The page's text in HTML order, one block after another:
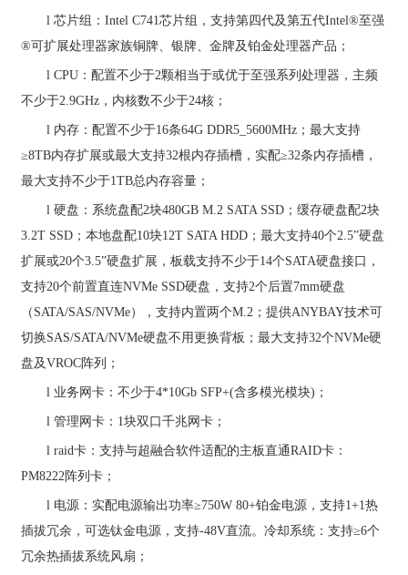
l芯片组：Intel C741芯片组，支持第四代及第五代Intel®至强
®可扩展处理器家族铜牌、银牌、金牌及铂金处理器产品；
lCPU ：配置不少于2颗相当于或优于至强系列处理器，主频
不少于2.9GHz ，内核数不少于24核；
l 内存：配置不少于16条64G DDR5_5600MHz ；最大支持
≥8TB内存扩展或最大支持32根内存插槽，实配≥32条内存插槽，
最大支持不少于1TB总内存容量；
l硬盘：系统盘配2块480GB M.2 SATA SSD ；缓存硬盘配2块
3.2T SSD ；本地盘配10块12T SATA HDD ；最大支持40个2.5”硬盘
扩展或20个3.5”硬盘扩展，板载支持不少于14个SATA硬盘接口，
支持20个前置直连NVMe SSD硬盘，支持2个后置7mm硬盘
（SATA/SAS/NVMe），支持内置两个M.2 ；提供ANYBAY技术可
切换SAS/SATA/NVMe硬盘不用更换背板；最大支持32个NVMe硬
盘及VROC阵列；
l 业务网卡：不少于4*10Gb SFP+(含多模光模块) ；
l管理网卡： 1块双口千兆网卡；
lraid卡：支持与超融合软件适配的主板直通RAID卡 ：
PM8222阵列卡；
l 电源：实配电源输出功率≥750W 80+铂金电源，支持1+1热
插拔冗余，可选钛金电源，支持-48V直流。冷却系统：支持≥6个
冗余热插拔系统风扇；